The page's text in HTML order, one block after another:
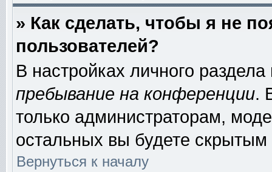
» Как сделать, чтобы я не
пользователей?
В настройках личного
пребывание на конференции.
только администраторам,
остальных вы будете скрытым
Вернуться к началу